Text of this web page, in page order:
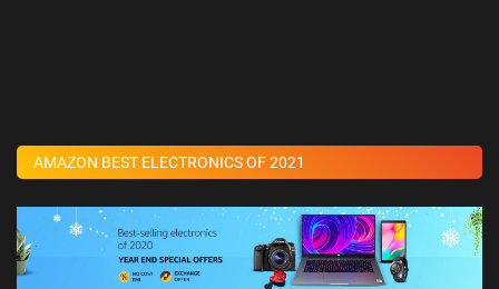
AMAZON BEST ELECTRONICS OF 2021